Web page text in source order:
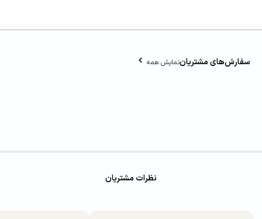
سفارش‌های مشتریاننمایش همه
نظرات مشتریان